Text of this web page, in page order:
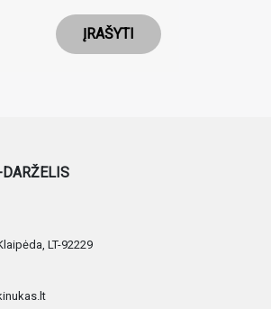
ĮRAŠYTI
LT-92229